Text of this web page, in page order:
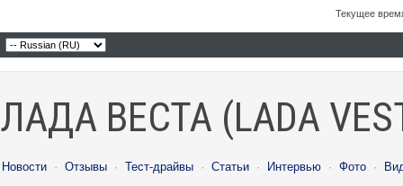
Текущее
ЛАДА ВЕСТА (LADA
Новости · Отзывы · Тест-драйвы · Статьи · Интервью · Фото ·